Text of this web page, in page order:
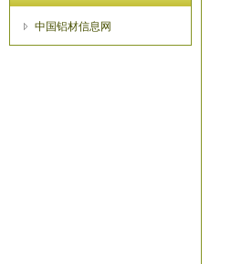
中国铝材信息网